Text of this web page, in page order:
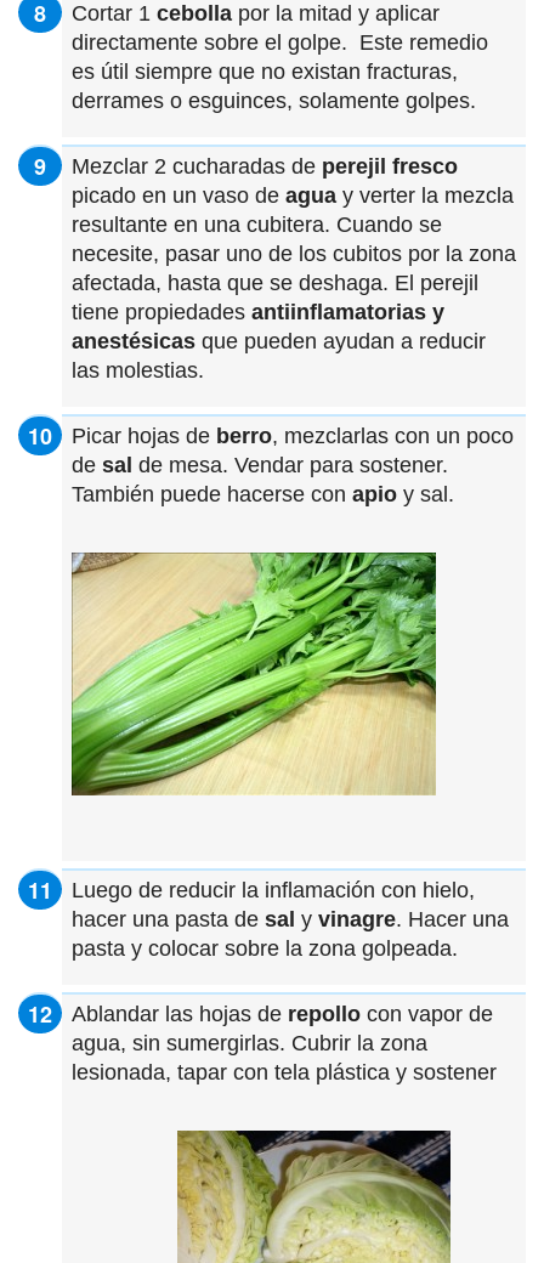
Cortar 1 cebolla por la mitad y aplicar
directamente sobre el golpe. Este remedio
es útil siempre que no existan fracturas,
derrames o esguinces, solamente golpes.
Mezclar 2 cucharadas de perejil fresco
picado en un vaso de agua y verter la mezcla
resultante en una cubitera. Cuando se
necesite, pasar uno de los cubitos por la zona
afectada, hasta que se deshaga. El perejil
tiene propiedades antiinflamatorias y
anestésicas que pueden ayudan a reducir
las molestias.
Picar hojas de berro, mezclarlas con un poco
de sal de mesa. Vendar para sostener.
También puede hacerse con apio y sal.
Luego de reducir la inflamación con hielo,
hacer una pasta de sal y vinagre. Hacer una
pasta y colocar sobre la zona golpeada.
Ablandar las hojas de repollo con vapor de
agua, sin sumergirlas. Cubrir la zona
lesionada, tapar con tela plástica y sostener